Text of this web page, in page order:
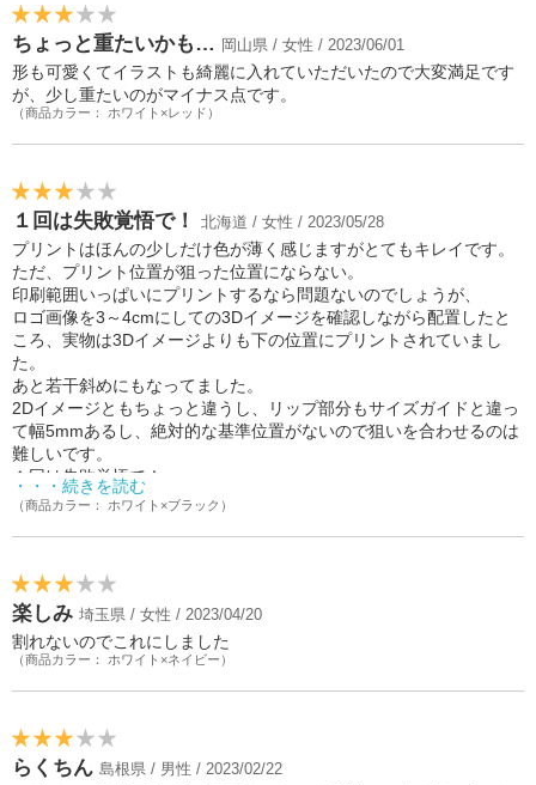
ちょっと重たいかも… 岡山県 / 女性 / 2023/06/01
形も可愛くてイラストも綺麗に入れていただいたので大変満足です
が、少し重たいのがマイナス点です。
（商品カラー： ホワイト×レッド）
１回は失敗覚悟で！ 北海道 / 女性 / 2023/05/28
プリントはほんの少しだけ色が薄く感じますがとてもキレイです。
ただ、プリント位置が狙った位置にならない。
印刷範囲いっぱいにプリントするなら問題ないのでしょうが、
ロゴ画像を3～4cmにしての3Dイメージを確認しながら配置したと
ころ、実物は3Dイメージよりも下の位置にプリントされていまし
た。
あと若干斜めにもなってました。
2Dイメージともちょっと違うし、リップ部分もサイズガイドと違っ
て幅5mmあるし、絶対的な基準位置がないので狙いを合わせるのは
難しいです。
１回は失敗覚悟で！
・・・続きを読む
（商品カラー： ホワイト×ブラック）
楽しみ 埼玉県 / 女性 / 2023/04/20
割れないのでこれにしました
（商品カラー： ホワイト×ネイビー）
らくちん 島根県 / 男性 / 2023/02/22